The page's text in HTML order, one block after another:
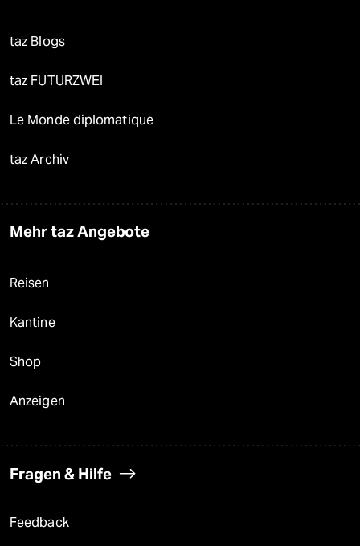
taz Blogs
taz FUTURZWEI
Le Monde diplomatique
taz Archiv
Mehr taz Angebote
Reisen
Kantine
Shop
Anzeigen
Fragen & Hilfe
Feedback